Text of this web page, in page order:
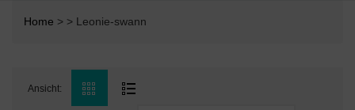
Home > > Leonie-swann
Ansicht: